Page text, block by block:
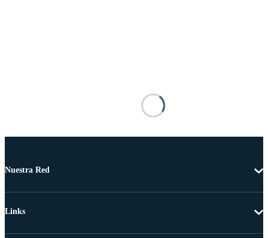
Nuestra Red
Links